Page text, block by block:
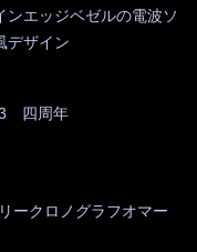
エッジベゼルの電波ソ
デザイン
四周年
ークロノグラフオマー